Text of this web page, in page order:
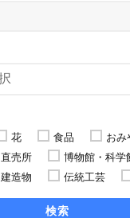
花 食品
おみ
直売所 博物館・科学
建造物 伝統工芸
検索